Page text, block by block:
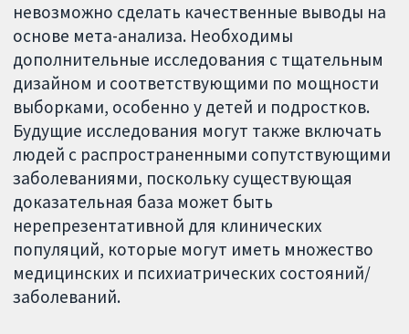
невозможно сделать качественные выводы на
основе мета-анализа. Необходимы
дополнительные исследования с тщательным
дизайном и соответствующими по мощности
выборками, особенно у детей и подростков.
Будущие исследования могут также включать
людей с распространенными сопутствующими
заболеваниями, поскольку существующая
доказательная база может быть
нерепрезентативной для клинических
популяций, которые могут иметь множество
медицинских и психиатрических состояний/
заболеваний.